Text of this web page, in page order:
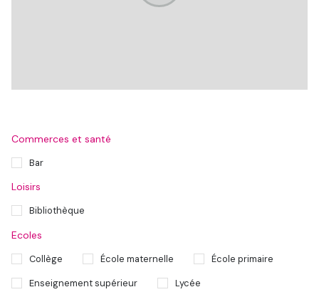
Commerces et santé
Bar
Loisirs
Bibliothèque
Ecoles
Collège École maternelle École primaire
Enseignement supérieur Lycée